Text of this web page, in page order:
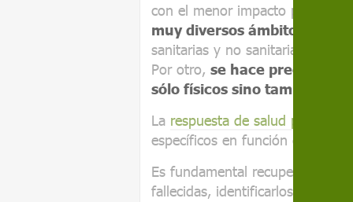
con el menor impacto posible
muy diversos ámbitos
. Por
sanitarias y no sanitarias,
Por otro, se hace precisa
sólo físicos sino también
La respuesta de salud pública
específicos en función de sus
Es fundamental recuperar
fallecidas, identificarlos y poder